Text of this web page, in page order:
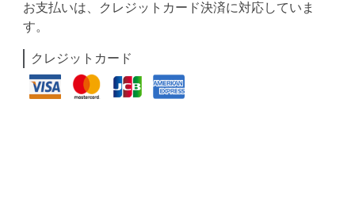
お支払いは、クレジットカード決済に対応していま
す。
クレジットカード